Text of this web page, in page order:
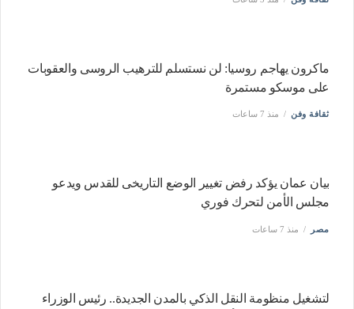
ماكرون يهاجم روسيا: لن نستسلم للترهيب الروسى والعقوبات
على موسكو مستمرة
ثقافة وفن منذ 7 ساعات
بيان عمان يؤكد رفض تغيير الوضع التاريخى للقدس ويدعو
مجلس الأمن لتحرك فوري
مصر منذ 7 ساعات
لتشغيل منظومة النقل الذكي بالمدن الجديدة.. رئيس الوزراء